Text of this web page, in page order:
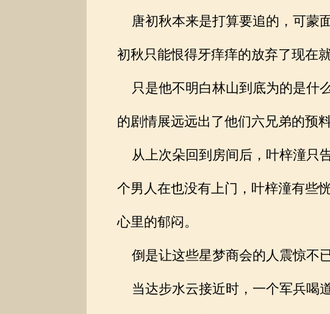
唐初秋本来是打算要追的，可蒙
初秋只能恨得牙痒痒的放弃了现在
只是他不明白林山到底为的是什
的剧情展远远出了他们六兄弟的预料
从上次朵回到房间后，叶梓潼只
个男人在也没有上门，叶梓潼有些
心里的郁闷。
倒是让这些星梦商会的人震惊不
当达步水云接近时，一个军兵喝